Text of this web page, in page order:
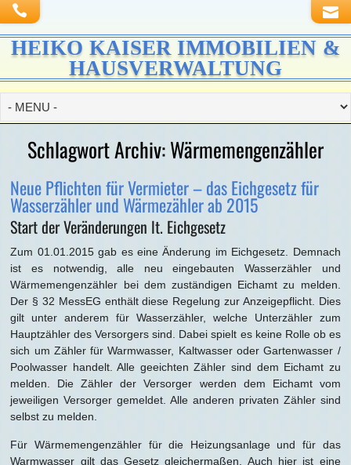
HEIKO KAISER IMMOBILIEN &
HAUSVERWALTUNG
Schlagwort Archiv:Wärmemengenzähler
Neue Pflichten für Vermieter – das Eichgesetz für
Wasserzähler und Wärmezähler ab 2015
Start der Veränderungen lt. Eichgesetz
Zum 01.01.2015 gab es eine Änderung im Eichgesetz. Demnach
ist es notwendig, alle neu eingebauten Wasserzähler und
Wärmemengenzähler bei dem zuständigen Eichamt zu melden.
Der § 32 MessEG enthält diese Regelung zur Anzeigepflicht. Dies
gilt unter anderem für Wasserzähler, welche Unterzähler zum
Hauptzähler des Versorgers sind. Dabei spielt es keine Rolle ob es
sich um Zähler für Warmwasser, Kaltwasser oder Gartenwasser /
Poolwasser handelt. Alle geeichten Zähler sind dem Eichamt zu
melden. Die Zähler der Versorger werden dem Eichamt vom
jeweiligen Versorger gemeldet. Alle anderen privaten Zähler sind
selbst zu melden.
Für Wärmemengenzähler für die Heizungsanlage und für das
Warmwasser gilt das Gesetz gleichermaßen. Auch hier ist eine